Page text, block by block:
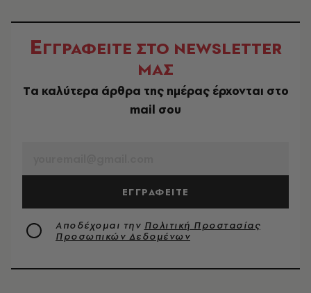
ΕΓΓΡΑΦΕΙΤΕ ΣΤΟ NEWSLETTER
ΜΑΣ
Tα καλύτερα άρθρα της ημέρας έρχονται στο
mail σου
ΕΓΓΡΑΦΕΙΤΕ
Αποδέχομαι την Πολιτική Προστασίας
Προσωπικών Δεδομένων